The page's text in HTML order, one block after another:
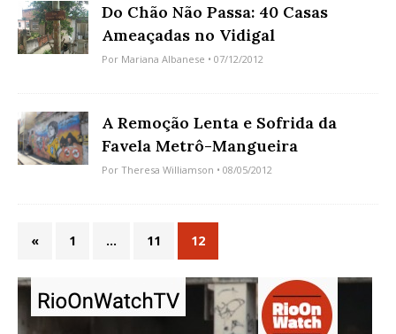
Do Chão Não Passa: 40 Casas
Ameaçadas no Vidigal
Por Mariana Albanese • 07/12/2012
A Remoção Lenta e Sofrida da
Favela Metrô-Mangueira
Por Theresa Williamson • 08/05/2012
« 1 … 11 12